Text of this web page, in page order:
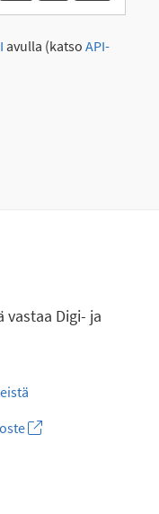
avulla (katso API-
Digi- ja